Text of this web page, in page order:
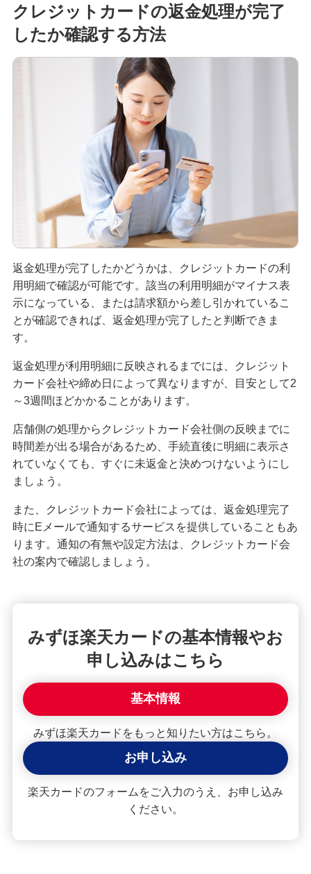
iDとクレジットカードの違いは？ポイント還元率
を高める方法も紹介
海外旅行におすすめのクレジットカードとは？選
ぶポイントや注意点を解説
高校生はクレジットカードに申し込めない！カー
ドを持つための代替手段と注意点を解説
【初心者必見】クレジットカードのメリットとデ
メリット、利用時の注意点を解説
クレジットカードの暗証番号を変更する方法！手
数料の有無や注意点も解説
無職でもクレジットカードは作れる？可能なケー
スや審査に通るためのポイントを解説
クレジットカードのブラックカードとは？持つ条
プラチナカードとは？メリット・デメリットや年
収等の条件、申込方法を解説
クレジットカードのキャッシングとは？利用方法
や返済方法、注意点を解説
クレジットカードのおすすめ国際ブランドは？そ
れぞれの特徴と選び方を解説
大学生もクレジットカードを申し込める！メリッ
トや選び方、おすすめの使い方を解説
クレジットカードのリボ払いとは？仕組みやメリ
ット、注意点を分かりやすく解説
初めてのクレジットカードはどう選ぶ？申し込み
の手順や注意点も解説
クレジットカードのデメリットとは？安全に利用
するためのポイントを分かりやすく紹介
クレジットカードの在籍確認とは？タイミングや
確認内容、対応方法を解説
ナンバーレスのクレジットカードとは？メリット
クレジットカードの返金処理が完了
したか確認する方法
返金処理が完了したかどうかは、クレジットカードの利
用明細で確認が可能です。該当の利用明細がマイナス表
示になっている、または請求額から差し引かれているこ
とが確認できれば、返金処理が完了したと判断できま
す。
返金処理が利用明細に反映されるまでには、クレジット
カード会社や締め日によって異なりますが、目安として2
～3週間ほどかかることがあります。
店舗側の処理からクレジットカード会社側の反映までに
時間差が出る場合があるため、手続直後に明細に表示さ
れていなくても、すぐに未返金と決めつけないようにし
ましょう。
また、クレジットカード会社によっては、返金処理完了
時にEメールで通知するサービスを提供していることもあ
ります。通知の有無や設定方法は、クレジットカード会
社の案内で確認しましょう。
みずほ楽天カードの基本情報やお
申し込みはこちら
基本情報
みずほ楽天カードをもっと知りたい方はこちら。
お申し込み
楽天カードのフォームをご入力のうえ、お申し込み
ください。